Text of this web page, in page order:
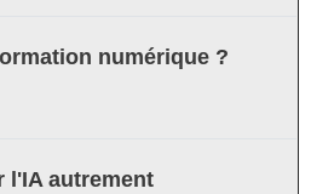
numérique ?
l'IA autrement